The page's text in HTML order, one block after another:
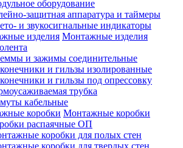
оборудование
защитная аппаратура и таймеры
и звукосигнальные индикаторы
Монтажные изделия
и зажимы соединительные
и гильзы изолированные
и гильзы под опрессовку
трубка
кабельные
Монтажные коробки
распаячные ОП
коробки для полых стен
коробки для твердых стен